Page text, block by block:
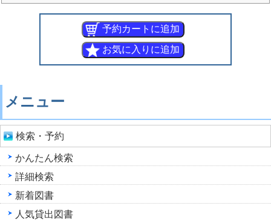
メニュー
検索・予約
かんたん検索
詳細検索
新着図書
人気貸出図書